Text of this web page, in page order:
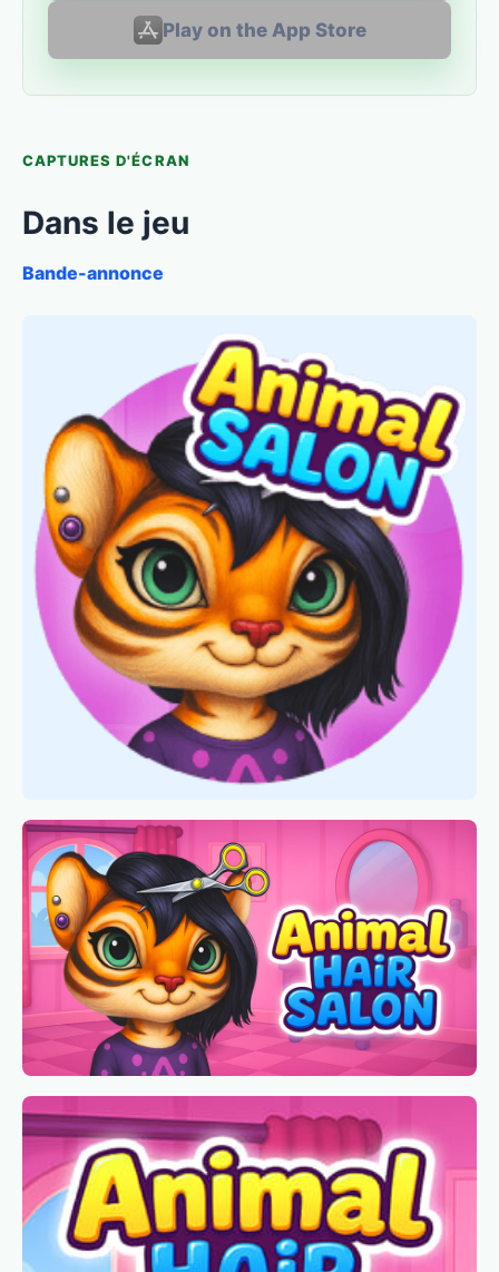
Play on the App Store
CAPTURES D'ÉCRAN
Dans le jeu
Bande-annonce